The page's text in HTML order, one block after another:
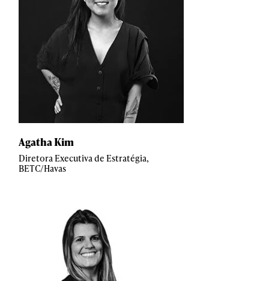
Agatha Kim
Diretora Executiva de Estratégia,
BETC/Havas